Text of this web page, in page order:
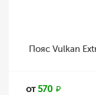
Пояс Vulkan
от570